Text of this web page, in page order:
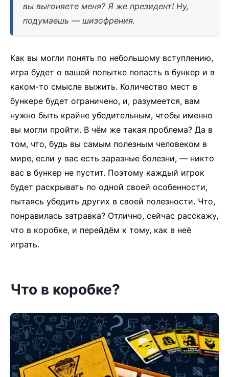
вы выгоняете меня? Я же президент! Ну,
подумаешь — шизофрения.
Как вы могли понять по небольшому вступлению,
игра будет о вашей попытке попасть в бункер и в
каком-то смысле выжить. Количество мест в
бункере будет ограничено, и, разумеется, вам
нужно быть крайне убедительным, чтобы именно
вы могли пройти. В чём же такая проблема? Да в
том, что, будь вы самым полезным человеком в
мире, если у вас есть заразные болезни, — никто
вас в бункер не пустит. Поэтому каждый игрок
будет раскрывать по одной своей особенности,
пытаясь убедить других в своей полезности. Что,
понравилась затравка? Отлично, сейчас расскажу,
что в коробке, и перейдём к тому, как в неё
играть.
Что в коробке?